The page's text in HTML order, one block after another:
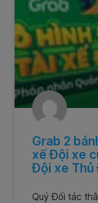
Grab 2
xế Đội xe
Đội xe Thủ
Quý Đối tác